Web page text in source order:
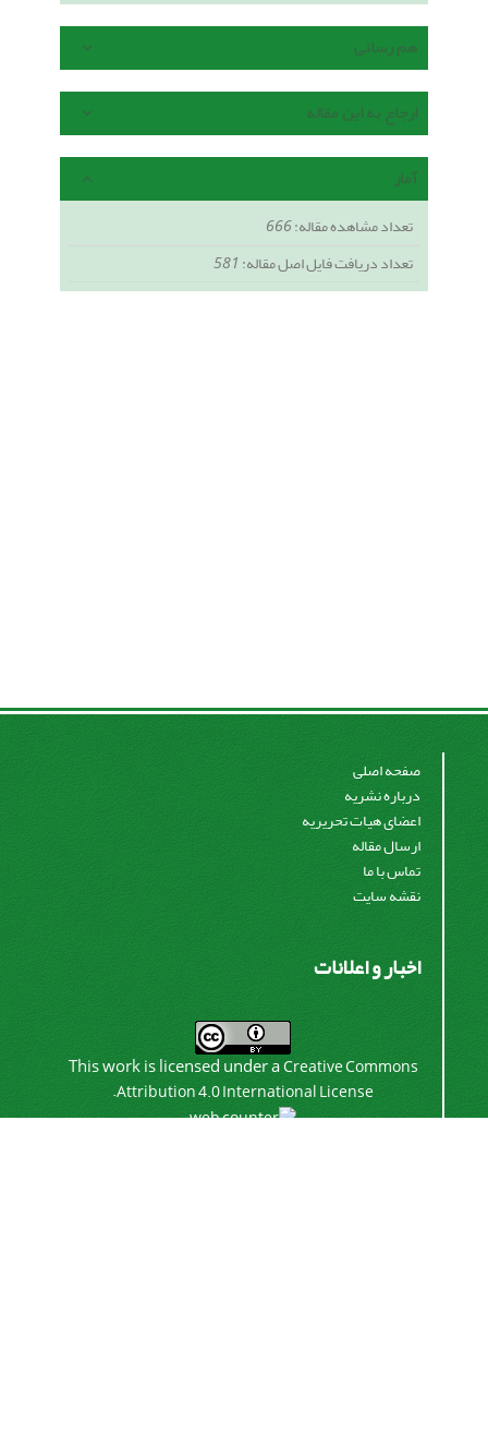
هم رسانی
ارجاع به این مقاله
آمار
تعداد مشاهده مقاله:666
تعداد دریافت فایل اصل مقاله:581
صفحه اصلی
درباره نشریه
اعضای هیات تحریریه
ارسال مقاله
تماس با ما
نقشه سایت
اخبار و اعلانات
This work is licensed under aCreative Commons
Attribution 4.0 International License
.